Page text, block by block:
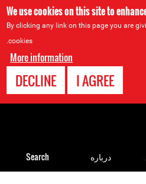
We use cookies on this site to
By clicking any link on this page you are
cookies.
More information
I AGREE
DECLINE
درباره Search